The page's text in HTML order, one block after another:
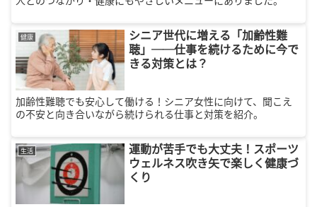
健康
シニア世代に増える「加齢性難
聴」──仕事を続けるために今で
きる対策とは？
加齢性難聴でも安心して働ける！シニア女性に向けて、聞こえ
の不安と向き合いながら続けられる仕事と対策を紹介。
生活
運動が苦手でも大丈夫！スポーツ
ウェルネス吹き矢で楽しく健康づ
くり